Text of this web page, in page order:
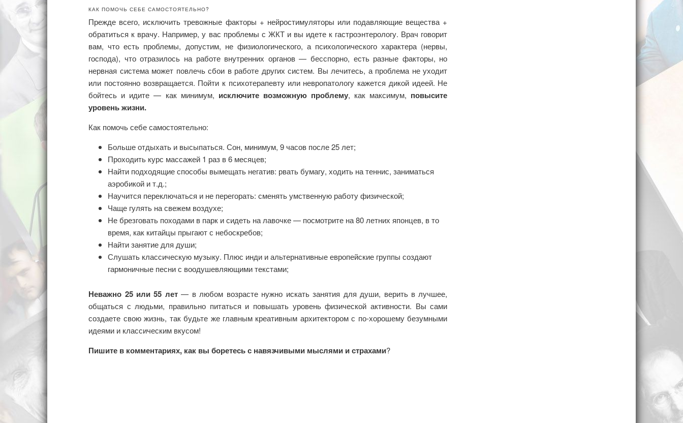
КАК ПОМОЧЬ СЕБЕ САМОСТОЯТЕЛЬНО?
Прежде всего, исключить тревожные факторы + нейростимуляторы или подавляющие вещества +
обратиться к врачу. Например, у вас проблемы с ЖКТ и вы идете к гастроэнтерологу. Врач говорит
вам, что есть проблемы, допустим, не физиологического, а психологического характера (нервы,
господа), что отразилось на работе внутренних органов — бесспорно, есть разные факторы, но
нервная система может повлечь сбои в работе других систем. Вы лечитесь, а проблема не уходит
или постоянно возвращается. Пойти к психотерапевту или невропатологу кажется дикой идеей. Не
бойтесь и идите — как минимум, исключите возможную проблему, как максимум, повысите
уровень жизни.
Как помочь себе самостоятельно:
Больше отдыхать и высыпаться. Сон, минимум, 9 часов после 25 лет;
Проходить курс массажей 1 раз в 6 месяцев;
Найти подходящие способы вымещать негатив: рвать бумагу, ходить на теннис, заниматься
аэробикой и т.д.;
Научится переключаться и не перегорать: сменять умственную работу физической;
Чаще гулять на свежем воздухе;
Не брезговать походами в парк и сидеть на лавочке — посмотрите на 80 летних японцев, в то
время, как китайцы прыгают с небоскребов;
Найти занятие для души;
Слушать классическую музыку. Плюс инди и альтернативные европейские группы создают
гармоничные песни с воодушевляющими текстами;
Неважно 25 или 55 лет— в любом возрасте нужно искать занятия для души, верить в лучшее,
общаться с людьми, правильно питаться и повышать уровень физической активности. Вы сами
создаете свою жизнь, так будьте же главным креативным архитектором с по-хорошему безумными
идеями и классическим вкусом!
Пишите в комментариях, как вы боретесь с навязчивыми мыслями и страхами?